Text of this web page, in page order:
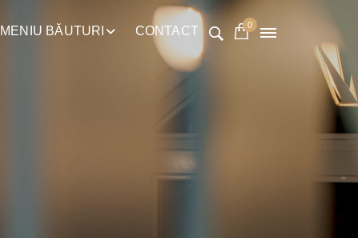
0
MENIU BĂUTURI CONTACT